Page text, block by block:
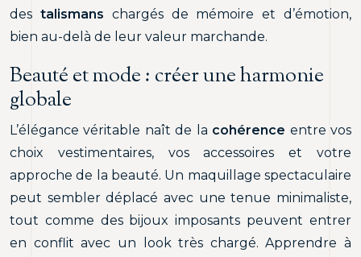
des talismans chargés de mémoire et d’émotion,
bien au-delà de leur valeur marchande.
Beauté et mode : créer une harmonie
globale
L’élégance véritable naît de la cohérence entre vos
choix vestimentaires, vos accessoires et votre
approche de la beauté. Un maquillage spectaculaire
peut sembler déplacé avec une tenue minimaliste,
tout comme des bijoux imposants peuvent entrer
en conflit avec un look très chargé. Apprendre à